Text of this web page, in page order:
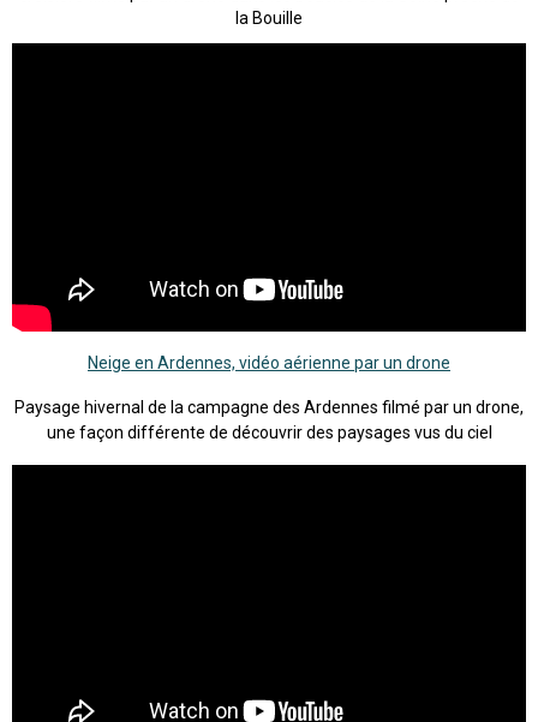
la Bouille
Neige en Ardennes, vidéo aérienne par un drone
Paysage hivernal de la campagne des Ardennes filmé par un drone,
une façon différente de découvrir des paysages vus du ciel